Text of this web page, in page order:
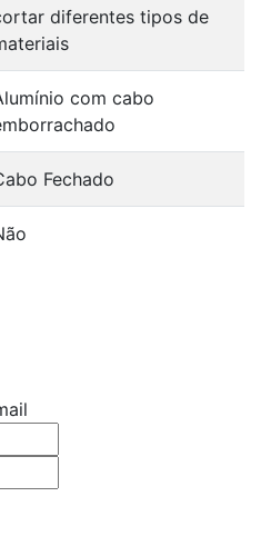
diferentes tipos de
com cabo
Fechado